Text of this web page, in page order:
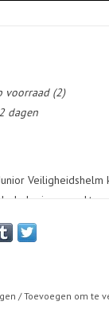
voorraad(2)
dagen
Veiligheidshelm
is gemaakt
kleuren om je
De helm kan
/Toevoegen om te